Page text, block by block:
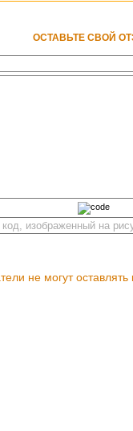
ОСТАВЬТЕ СВОЙ
не могут